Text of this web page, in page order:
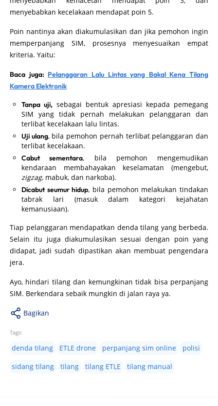
menyebabkan kecelakaan mendapat poin 5.
Poin nantinya akan diakumulasikan dan jika pemohon ingin
memperpanjang SIM, prosesnya menyesuaikan empat
kriteria. Yaitu:
Baca juga: Pelanggaran Lalu Lintas yang Bakal Kena Tilang
Kamera Elektronik
Tanpa uji, sebagai bentuk apresiasi kepada pemegang
SIM yang tidak pernah melakukan pelanggaran dan
terlibat kecelakaan lalu lintas.
Uji ulang, bila pemohon pernah terlibat pelanggaran dan
terlibat kecelakaan.
Cabut sementara, bila pemohon mengemudikan
kendaraan membahayakan keselamatan (mengebut,
zigzag, mabuk, dan narkoba).
Dicabut seumur hidup, bila pemohon melakukan tindakan
tabrak lari (masuk dalam kategori kejahatan
kemanusiaan).
Tiap pelanggaran mendapatkan denda tilang yang berbeda.
Selain itu juga diakumulasikan sesuai dengan poin yang
didapat, jadi sudah dipastikan akan membuat pengendara
jera.
Ayo, hindari tilang dan kemungkinan tidak bisa perpanjang
SIM. Berkendara sebaik mungkin di jalan raya ya.
Bagikan
Tags:
denda tilang ETLE drone perpanjang sim online
polisi
sidang tilang
tilang tilang ETLE tilang manual